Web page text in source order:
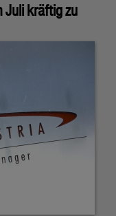
Juli kräftig zu